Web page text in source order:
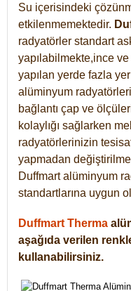
Su içerisindeki
etkilenmemektedir.
radyatörler standart
yapılabilmekte,ince
yapılan yerde fazla
alüminyum
bağlantı çap ve
kolaylığı sağlarken
radyatörlerinizin
yapmadan
Duffmart alüminyum
standartlarına uygun
Duffmart Therma
aşağıda verilen
kullanabilirsiniz.